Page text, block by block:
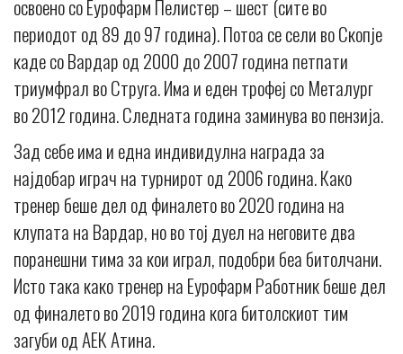
освоено со Еурофарм Пелистер – шест (сите во
периодот од 89 до 97 година). Потоа се сели во Скопје
каде со Вардар од 2000 до 2007 година петпати
триумфрал во Струга. Има и еден трофеј со Металург
во 2012 година. Следната година заминува во пензија.
Зад себе има и една индивидулнa награда за
најдобар играч на турнирот од 2006 година. Како
тренер беше дел од финалето во 2020 година на
клупата на Вардар, но во тој дуел на неговите два
поранешни тима за кои играл, подобри беа битолчани.
Исто така како тренер на Еурофарм Работник беше дел
од финалето во 2019 година кога битолскиот тим
загуби од АЕК Атина.